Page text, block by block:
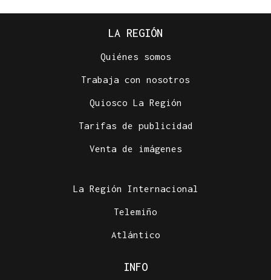
LA REGIÓN
Quiénes somos
Trabaja con nosotros
Quiosco La Región
Tarifas de publicidad
Venta de imágenes
La Región Internacional
Telemiño
Atlántico
INFO